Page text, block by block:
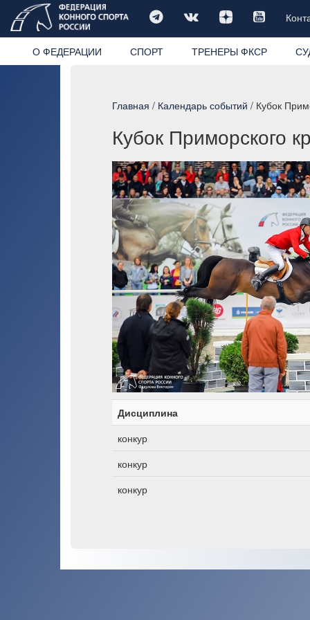
О ФЕДЕРАЦИИ СПОРТ ТРЕНЕРЫ ФКСР
Главная / Календарь событий / Кубок
Кубок Приморского
Дисциплина
конкур
конкур
конкур